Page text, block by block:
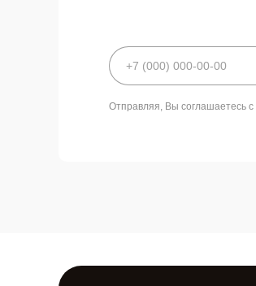
Отправляя, Вы соглашаетесь с